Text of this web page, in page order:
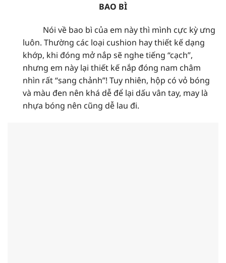
BAO BÌ
Nói về bao bì của em này thì mình cực kỳ ưng
luôn. Thường các loại cushion hay thiết kế dạng
khớp, khi đóng mở nắp sẽ nghe tiếng “cạch”,
nhưng em này lại thiết kế nắp đóng nam châm
nhìn rất “sang chảnh”! Tuy nhiên, hộp có vỏ bóng
và màu đen nên khá dễ để lại dấu vân tay, may là
nhựa bóng nên cũng dễ lau đi.